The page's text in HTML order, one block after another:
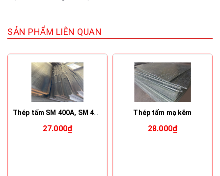
SẢN PHẨM LIÊN QUAN
Thép tấm SM 400A, SM 400B, SM400C, SM 490A,......
27.000₫
Thép tấm mạ kẽm
28.000₫